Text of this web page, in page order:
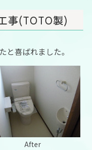
事(TOTO製)
と喜ばれました。
After